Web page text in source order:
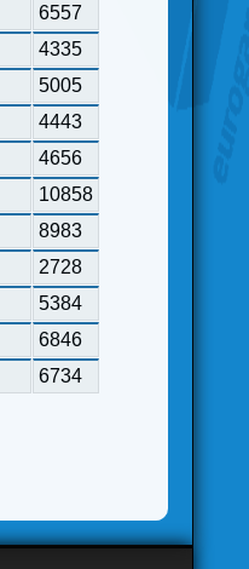
6557
4335
5005
4443
4656
10858
8983
2728
5384
6846
6734